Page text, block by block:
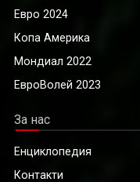
Евро 2024
Копа Америка
Мондиал 2022
ЕвроВолей 2023
За нас
Енциклопедия
Контакти